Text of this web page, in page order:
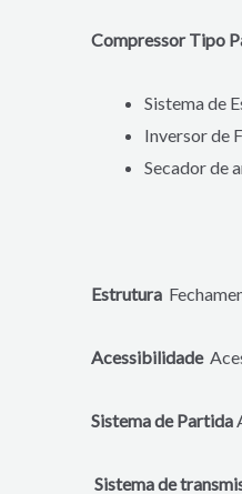
Compressor Tipo
Sistema de
Inversor de
Secador de
Estrutura
Acessibilidade
Sistema de Partida
Sistema de